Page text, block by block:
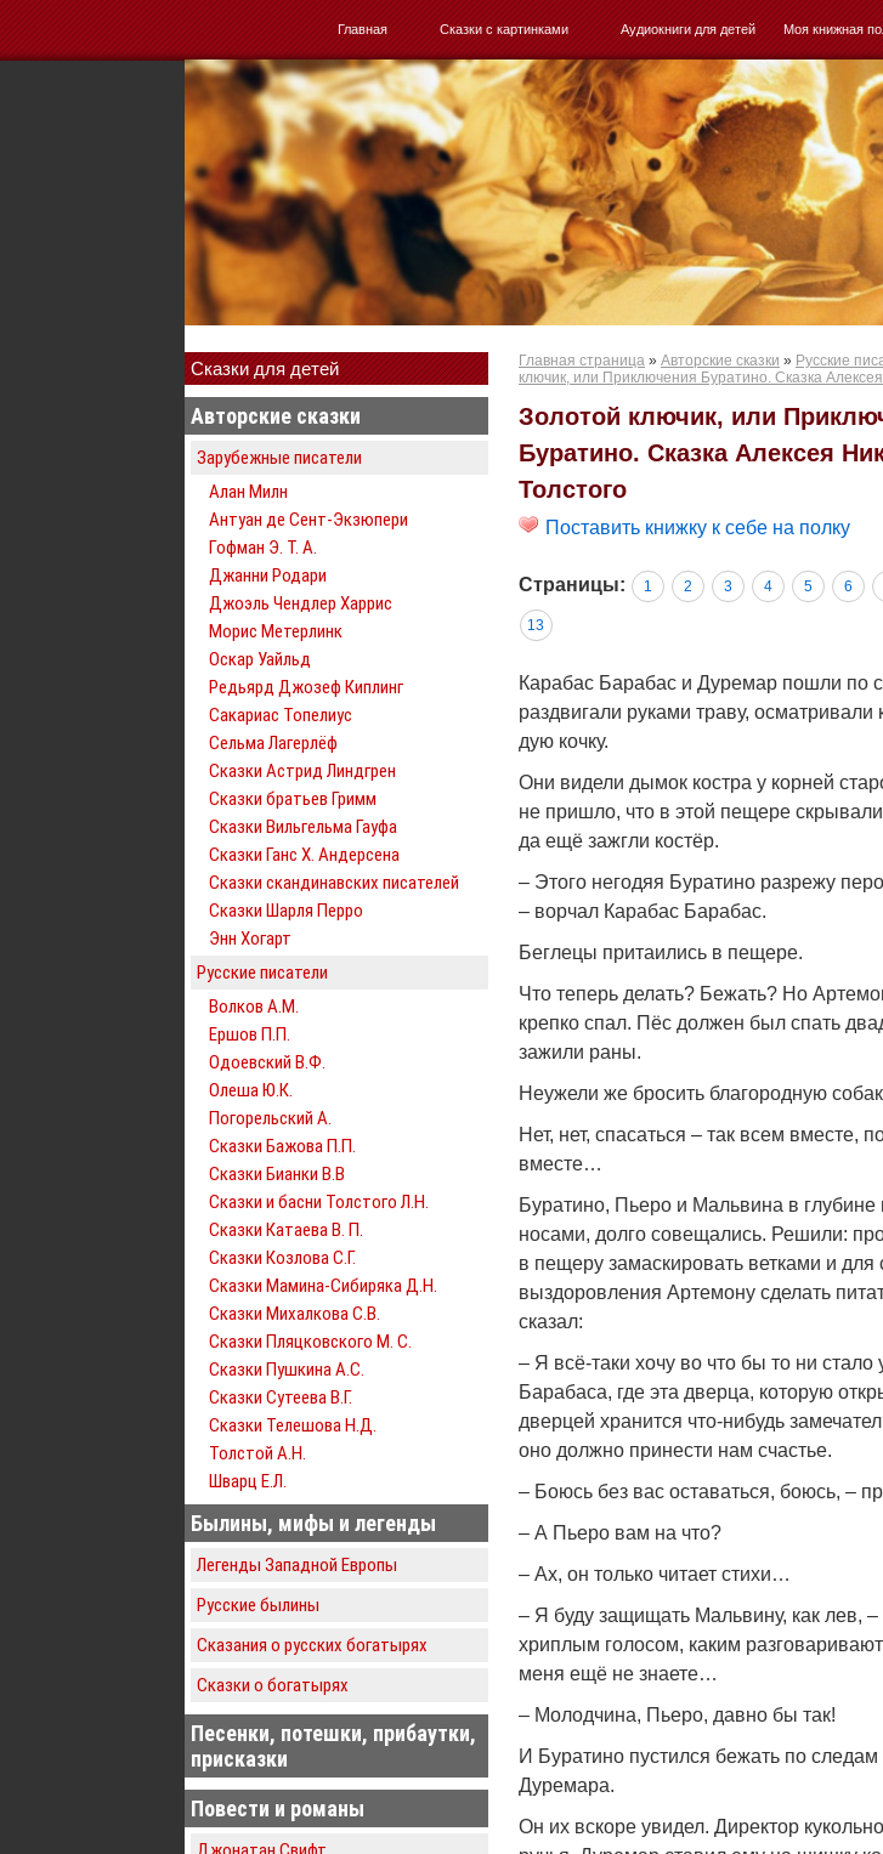
Главная Сказки с картинками Аудиокниги для детей Моя книжная
Сказки для детей
Авторские сказки
Зарубежные писатели
Алан Милн
Антуан де Сент-Экзюпери
Гофман Э. Т. А.
Джанни Родари
Джоэль Чендлер Харрис
Морис Метерлинк
Оскар Уайльд
Редьярд Джозеф Киплинг
Сакариас Топелиус
Сельма Лагерлёф
Сказки Астрид Линдгрен
Сказки братьев Гримм
Сказки Вильгельма Гауфа
Сказки Ганс Х. Андерсена
Сказки скандинавских писателей
Сказки Шарля Перро
Энн Хогарт
Русские писатели
Волков А.М.
Ершов П.П.
Одоевский В.Ф.
Олеша Ю.К.
Погорельский А.
Сказки Бажова П.П.
Сказки Бианки В.В
Сказки и басни Толстого Л.Н.
Сказки Катаева В. П.
Сказки Козлова С.Г.
Сказки Мамина-Сибиряка Д.Н.
Сказки Михалкова С.В.
Сказки Пляцковского М. С.
Сказки Пушкина А.С.
Сказки Сутеева В.Г.
Сказки Телешова Н.Д.
Толстой А.Н.
Шварц Е.Л.
Былины, мифы и легенды
Легенды Западной Европы
Русские былины
Сказания о русских богатырях
Сказки о богатырях
Песенки, потешки, прибаутки,
присказки
Повести и романы
Главная страница » Авторские сказки » Русские
ключик, или Приключения Буратино. Сказка
Золотой ключик, или
Буратино. Сказка Алексея
Толстого
Поставить книжку к себе на полку
Страницы: 1 2 3 4 5 6
13
Карабас Барабас и Дуремар пошли по
раздвигали руками траву,
дую кочку.
Они видели дымок костра у корней
не пришло, что в этой пещере
да ещё зажгли костёр.
– Этого негодяя Буратино разрежу
– ворчал Карабас Барабас.
Беглецы притаились в пещере.
Что теперь делать? Бежать? Но
крепко спал. Пёс должен был спать
зажили раны.
Неужели же бросить благородную
Нет, нет, спасаться – так всем вместе,
вместе…
Буратино, Пьеро и Мальвина в
носами, долго совещались. Решили:
в пещеру замаскировать ветками и для
выздоровления Артемону сделать
сказал:
– Я всё-таки хочу во что бы то ни стало
Барабаса, где эта дверца, которую
дверцей хранится что-нибудь
оно должно принести нам счастье.
– Боюсь без вас оставаться, боюсь, –
– А Пьеро вам на что?
– Ах, он только читает стихи…
– Я буду защищать Мальвину, как лев,
хриплым голосом, каким
меня ещё не знаете…
– Молодчина, Пьеро, давно бы так!
И Буратино пустился бежать по
Дуремара.
Он их вскоре увидел. Директор